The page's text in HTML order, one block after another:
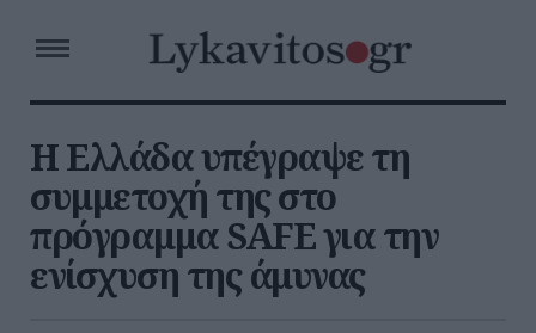
Η Ελλάδα υπέγραψε τη
συμμετοχή της στο
πρόγραμμα SAFE για την
ενίσχυση της άμυνας